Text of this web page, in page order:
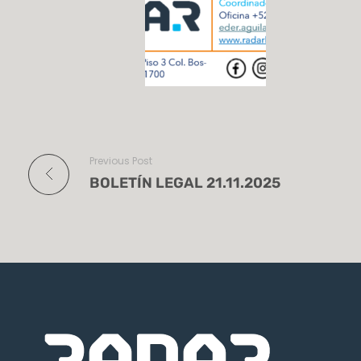
Previous Post
BOLETÍN LEGAL 21.11.2025